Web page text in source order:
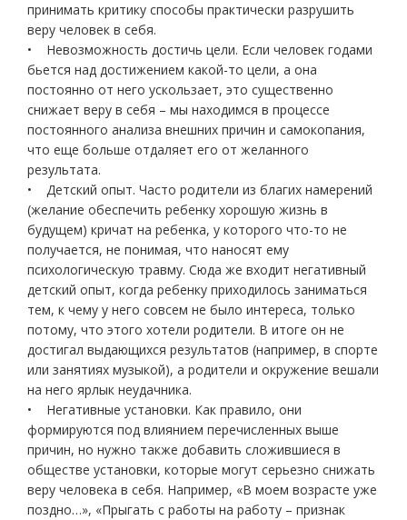
принимать критику способы практически разрушить
веру человек в себя.
• Невозможность достичь цели. Если человек годами
бьется над достижением какой-то цели, а она
постоянно от него ускользает, это существенно
снижает веру в себя – мы находимся в процессе
постоянного анализа внешних причин и самокопания,
что еще больше отдаляет его от желанного
результата.
• Детский опыт. Часто родители из благих намерений
(желание обеспечить ребенку хорошую жизнь в
будущем) кричат на ребенка, у которого что-то не
получается, не понимая, что наносят ему
психологическую травму. Сюда же входит негативный
детский опыт, когда ребенку приходилось заниматься
тем, к чему у него совсем не было интереса, только
потому, что этого хотели родители. В итоге он не
достигал выдающихся результатов (например, в спорте
или занятиях музыкой), а родители и окружение вешали
на него ярлык неудачника.
• Негативные установки. Как правило, они
формируются под влиянием перечисленных выше
причин, но нужно также добавить сложившиеся в
обществе установки, которые могут серьезно снижать
веру человека в себя. Например, «В моем возрасте уже
поздно…», «Прыгать с работы на работу – признак